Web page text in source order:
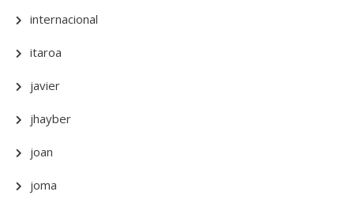
internacional
itaroa
javier
jhayber
joan
joma